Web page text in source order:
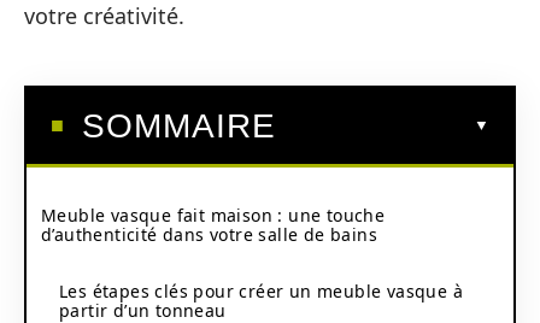
votre créativité.
SOMMAIRE
Meuble vasque fait maison : une touche
d’authenticité dans votre salle de bains
Les étapes clés pour créer un meuble vasque à
partir d’un tonneau